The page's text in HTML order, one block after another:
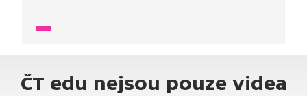
informace i zajímavosti o volbě i funkci českého
ČT edu nejsou pouze videa